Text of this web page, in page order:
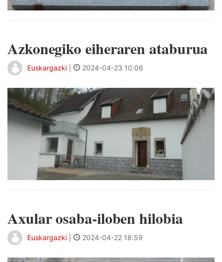
Azkonegiko eiheraren ataburua
Euskargazki 2024-04-23 10:06
Axular osaba-iloben hilobia
Euskargazki 2024-04-22 18:59